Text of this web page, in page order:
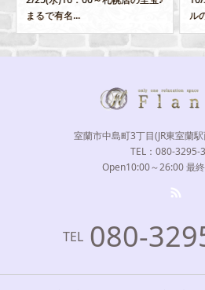
まるで有名...
ル
室蘭市中島町3丁目(JR東室蘭
TEL：080-3295-
Open10:00～26:00 最
TEL 080-